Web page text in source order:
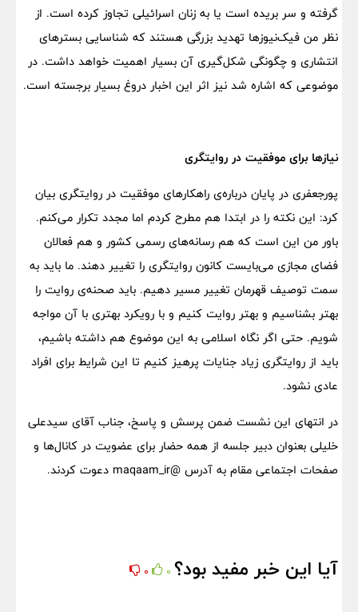
گرفته و سر بریده است یا به زنان اسرائیلی تجاوز کرده است. از
نظر من فیک‌نیوزها تهدید بزرگی هستند که شناسایی بسترهای
انتشاری و چگونگی شکل‌گیری آن بسیار اهمیت خواهد داشت. در
موضوعی که اشاره شد نیز اثر این اخبار دروغ بسیار برجسته است.
نیازها برای موفقیت در روایتگری
پورجعفری در پایان درباره‌ی راهکارهای موفقیت در روایتگری بیان
کرد: این نکته را در ابتدا هم مطرح کردم اما مجدد تکرار می‌کنم.
باور من این است که هم رسانه‌های رسمی کشور و هم فعالان
فضای مجازی می‌بایست کانون روایتگری را تغییر دهند. ما باید به
سمت توصیف قهرمان تغییر مسیر دهیم. باید صحنه‌ی روایت را
بهتر بشناسیم و بهتر روایت کنیم و با رویکرد بهتری با آن مواجه
شویم. حتی اگر نگاه اسلامی به این موضوع هم داشته باشیم،
باید از روایتگری زیاد جنایات پرهیز کنیم تا این شرایط برای افراد
عادی نشود.
در انتهای این نشست ضمن پرسش و پاسخ، جناب آقای سیدعلی
خلیلی بعنوان دبیر جلسه از همه حضار برای عضویت در کانال‌ها و
صفحات اجتماعی مقام به آدرس @maqaam_ir دعوت کردند.
آیا این خبر مفید بود؟ 0
0